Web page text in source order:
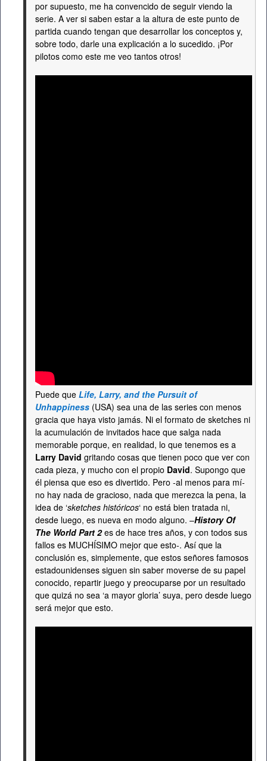
por supuesto, me ha convencido de seguir viendo la
serie. A ver si saben estar a la altura de este punto de
partida cuando tengan que desarrollar los conceptos y,
sobre todo, darle una explicación a lo sucedido. ¡Por
pilotos como este me veo tantos otros!
Puede que Life, Larry, and the Pursuit of
Unhappiness (USA) sea una de las series con menos
gracia que haya visto jamás. Ni el formato de sketches ni
la acumulación de invitados hace que salga nada
memorable porque, en realidad, lo que tenemos es a
Larry David gritando cosas que tienen poco que ver con
cada pieza, y mucho con el propio David. Supongo que
él piensa que eso es divertido. Pero -al menos para mí-
no hay nada de gracioso, nada que merezca la pena, la
idea de ‘sketches históricos‘ no está bien tratada ni,
desde luego, es nueva en modo alguno. –History Of
The World Part 2es de hace tres años, y con todos sus
fallos es MUCHÍSIMO mejor que esto-. Así que la
conclusión es, simplemente, que estos señores famosos
estadounidenses siguen sin saber moverse de su papel
conocido, repartir juego y preocuparse por un resultado
que quizá no sea ‘a mayor gloria’ suya, pero desde luego
será mejor que esto.